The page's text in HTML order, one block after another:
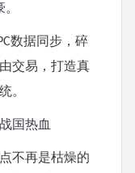
数据同步，碎
交易，打造真
。
国热血
不再是枯燥的